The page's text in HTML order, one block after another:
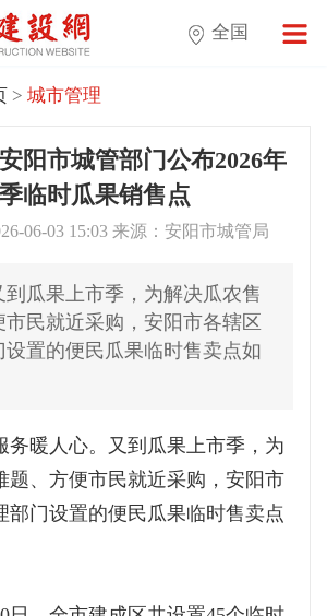
全国
> 城市管理
阳市城管部门公布2026年
临时瓜果销售点
06-03 15:03 来源：安阳市城管局
到瓜果上市季，为解决瓜农售
民就近采购，安阳市各辖区
置的便民瓜果临时售卖点如
务暖人心。又到瓜果上市季，为
题、方便市民就近采购，安阳市
部门设置的便民瓜果临时售卖点